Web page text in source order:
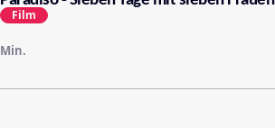
Min.
Film